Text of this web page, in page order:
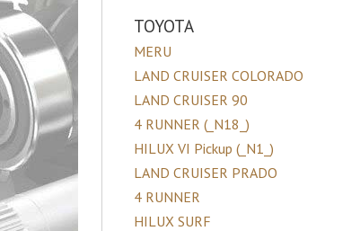
TOYOTA
MERU
LAND CRUISER COLORADO
LAND CRUISER 90
4 RUNNER (_N18_)
HILUX VI Pickup (_N1_)
LAND CRUISER PRADO
4 RUNNER
HILUX SURF